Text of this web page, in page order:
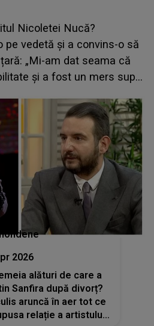
Nicoletei Nucă?
pe vedetă și a convins-o să
„Mi-am dat seama că
și a fost un mers super
2026
alături de care a
Sanfira după divorț?
aruncă în aer tot ce
relație a artistului: